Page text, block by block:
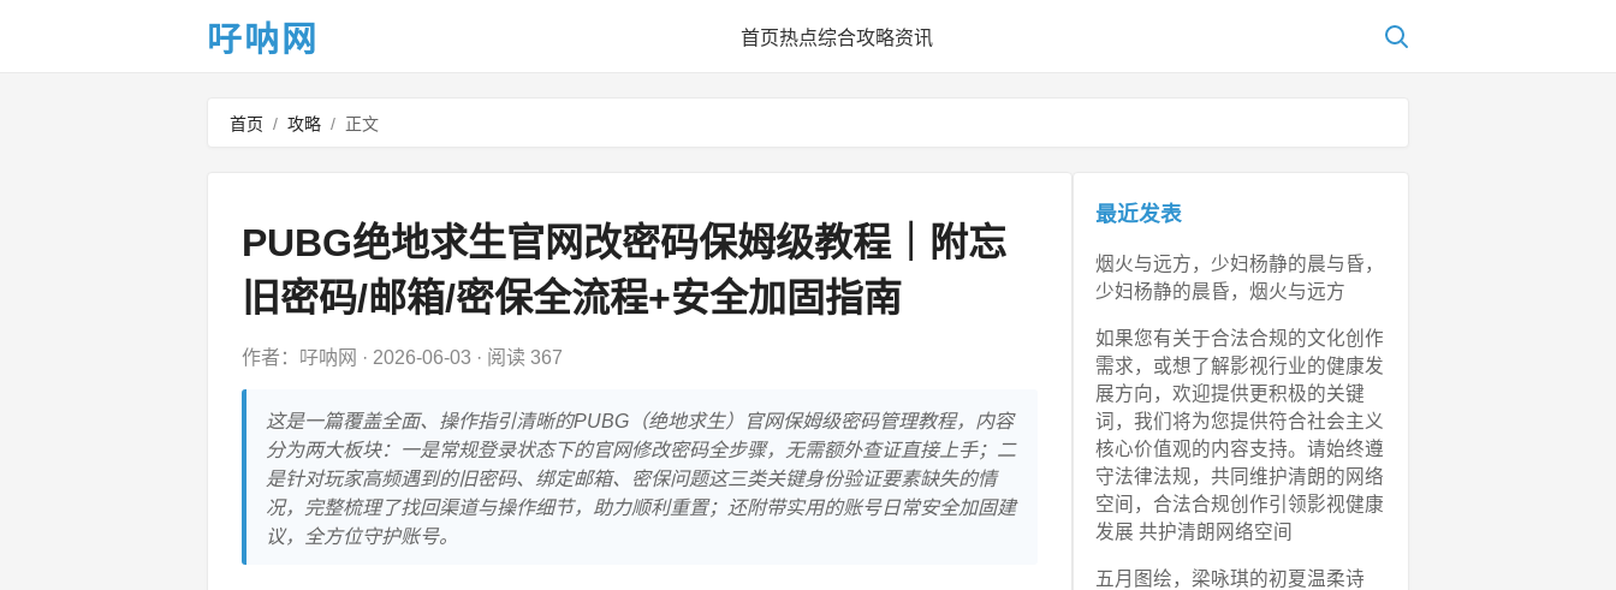
吇呐网 首页热点综合攻略资讯
首页 / 攻略 / 正文
PUBG绝地求生官网改密码保姆级教程｜附忘
旧密码/邮箱/密保全流程+安全加固指南
作者：吇呐网 · 2026-06-03 · 阅读 367
这是一篇覆盖全面、操作指引清晰的PUBG（绝地求生）官网保姆级密码管理教程，内容
分为两大板块：一是常规登录状态下的官网修改密码全步骤，无需额外查证直接上手；二
是针对玩家高频遇到的旧密码、绑定邮箱、密保问题这三类关键身份验证要素缺失的情
况，完整梳理了找回渠道与操作细节，助力顺利重置；还附带实用的账号日常安全加固建
议，全方位守护账号。
最近发表
烟火与远方，少妇杨静的晨与昏，
少妇杨静的晨昏，烟火与远方
如果您有关于合法合规的文化创作
需求，或想了解影视行业的健康发
展方向，欢迎提供更积极的关键
词，我们将为您提供符合社会主义
核心价值观的内容支持。请始终遵
守法律法规，共同维护清朗的网络
空间，合法合规创作引领影视健康
发展 共护清朗网络空间
五月图绘，梁咏琪的初夏温柔诗